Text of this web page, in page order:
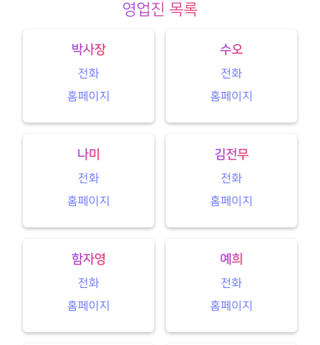
영업진 목록
박사장
전화
홈페이지
수오
전화
홈페이지
나미
전화
홈페이지
김전무
전화
홈페이지
함자영
전화
홈페이지
예희
전화
홈페이지